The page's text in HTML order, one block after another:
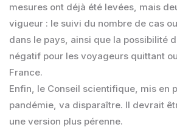
mesures ont déjà été levées, mais
vigueur : le suivi du nombre de cas
dans le pays, ainsi que la possibilité
négatif pour les voyageurs quittant
France.
Enfin, le Conseil scientifique, mis en
pandémie, va disparaître. Il devrait
une version plus pérenne.